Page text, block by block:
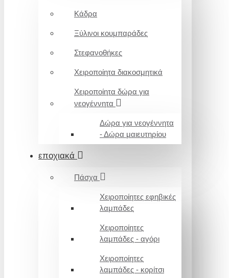
Κάδρα
Ξύλινοι κουμπαράδες
Στεφανοθήκες
Χειροποίητα διακοσμητικά
Χειροποίητα δώρα για
νεογέννητα
Δώρα για νεογέννητα
- Δώρα μαιευτηρίου
εποχιακά
Πάσχα
Χειροποίητες εφηβικές
λαμπάδες
Χειροποίητες
λαμπάδες - αγόρι
Χειροποίητες
λαμπάδες - κορίτσι